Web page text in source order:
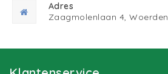
Adres
Zaagmolenlaan 4, Woerden